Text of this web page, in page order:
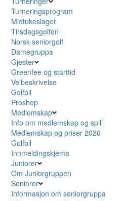
Turneringsprogram
Midtukeslaget
Tirsdagsgolfen
Norsk seniorgolf
Damegruppa
Gjester
Greenfee og starttid
Veibeskrivelse
Golfbil
Proshop
Medlemskap
Info om medlemskap og spill
Medlemskap og priser 2026
Golfbil
Innmeldingskjema
Juniorer
Om Juniorgruppen
Seniorer
Informasjon om seniorgruppa